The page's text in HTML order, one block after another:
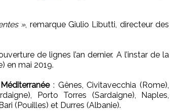
», remarque Giulio Libutti, directeur des
de lignes l’an dernier. A l’instar de la
en mai 2019.
: Gênes, Civitavecchia (Rome),
Porto Torres (Sardaigne), Naples,
(Pouilles) et Durres (Albanie).